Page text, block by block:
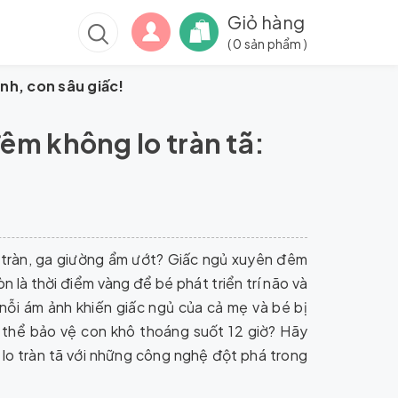
Giỏ hàng
(0 sản phẩm )
con sâu giấc!
không lo tràn tã:
ga giường ẩm ướt? Giấc ngủ xuyên đêm
là thời điểm vàng để bé phát triển trí não và
ám ảnh khiến giấc ngủ của cả mẹ và bé bị
bảo vệ con khô thoáng suốt 12 giờ? Hãy
tràn tã với những công nghệ đột phá trong